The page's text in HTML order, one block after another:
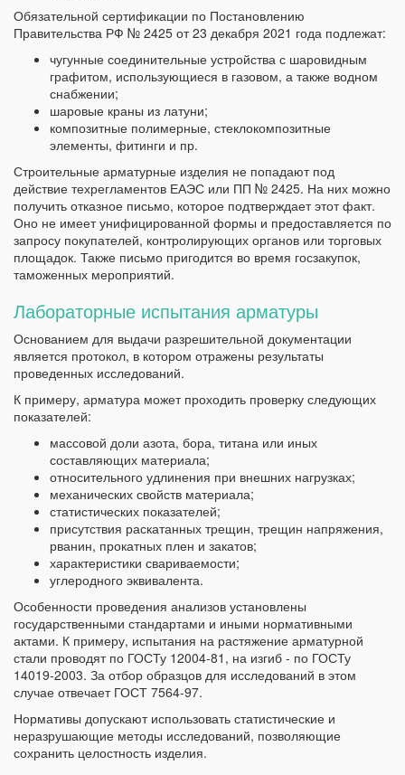
Обязательной сертификации по Постановлению
Правительства РФ № 2425 от 23 декабря 2021 года подлежат:
чугунные соединительные устройства с шаровидным
графитом, использующиеся в газовом, а также водном
снабжении;
шаровые краны из латуни;
композитные полимерные, стеклокомпозитные
элементы, фитинги и пр.
Строительные арматурные изделия не попадают под
действие техрегламентов ЕАЭС или ПП № 2425. На них можно
получить отказное письмо, которое подтверждает этот факт.
Оно не имеет унифицированной формы и предоставляется по
запросу покупателей, контролирующих органов или торговых
площадок. Также письмо пригодится во время госзакупок,
таможенных мероприятий.
Лабораторные испытания арматуры
Основанием для выдачи разрешительной документации
является протокол, в котором отражены результаты
проведенных исследований.
К примеру, арматура может проходить проверку следующих
показателей:
массовой доли азота, бора, титана или иных
составляющих материала;
относительного удлинения при внешних нагрузках;
механических свойств материала;
статистических показателей;
присутствия раскатанных трещин, трещин напряжения,
рванин, прокатных плен и закатов;
характеристики свариваемости;
углеродного эквивалента.
Особенности проведения анализов установлены
государственными стандартами и иными нормативными
актами. К примеру, испытания на растяжение арматурной
стали проводят по ГОСТу 12004-81, на изгиб - по ГОСТу
14019-2003. За отбор образцов для исследований в этом
случае отвечает ГОСТ 7564-97.
Нормативы допускают использовать статистические и
неразрушающие методы исследований, позволяющие
сохранить целостность изделия.